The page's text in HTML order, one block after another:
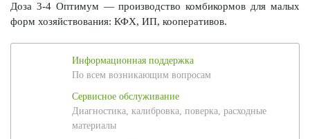
Доза 3-4 Оптимум — производство комбикормов для малых
форм хозяйствования: КФХ, ИП, кооперативов.
Информационная поддержка
По всем возникающим вопросам
Сервисное обслуживание
Диагностика, калибровка, поверка, расходные
материалы